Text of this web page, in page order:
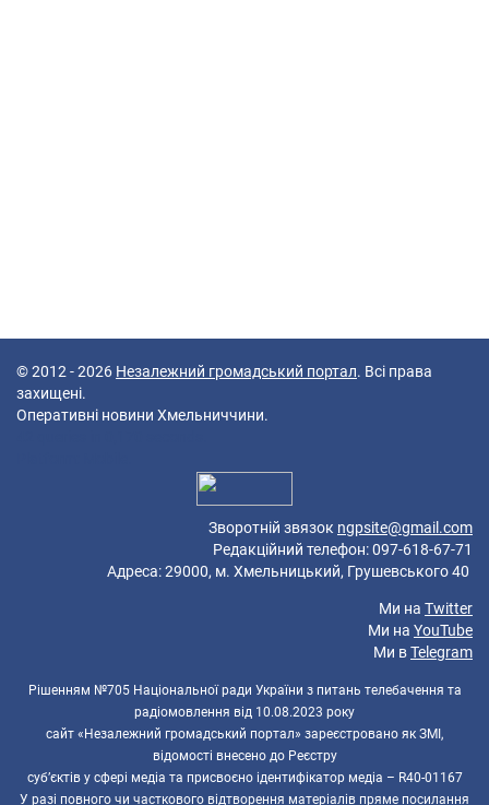
© 2012 - 2026 Незалежний громадський портал. Всі права
захищені.
Оперативні новини Хмельниччини.
Зворотній звязок ngpsite@gmail.com
Редакційний телефон: 097-618-67-71
Адреса: 29000, м. Хмельницький, Грушевського 40
Ми на Twitter
Ми на YouTube
Ми вTelegram
Рішенням №705 Національної ради України з питань телебачення та
радіомовлення від 10.08.2023 року
сайт «Незалежний громадський портал» зареєстровано як ЗМІ,
відомості внесено до Реєстру
суб’єктів у сфері медіа та присвоєно ідентифікатор медіа – R40-01167
У разі повного чи часткового відтворення матеріалів пряме посилання